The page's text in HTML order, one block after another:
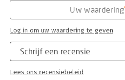
Schrijf een recensie
Lees ons recensiebeleid
Uw waardering
Log in om uw waardering te geven